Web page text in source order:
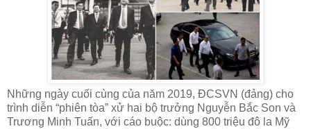
Những ngày cuối cùng của năm 2019, ĐCSVN (đảng) cho
trình diễn “phiên tòa” xử hai bộ trưởng Nguyễn Bắc Son và
Trương Minh Tuấn, với cáo buộc: dùng 800 triệu đô la Mỹ